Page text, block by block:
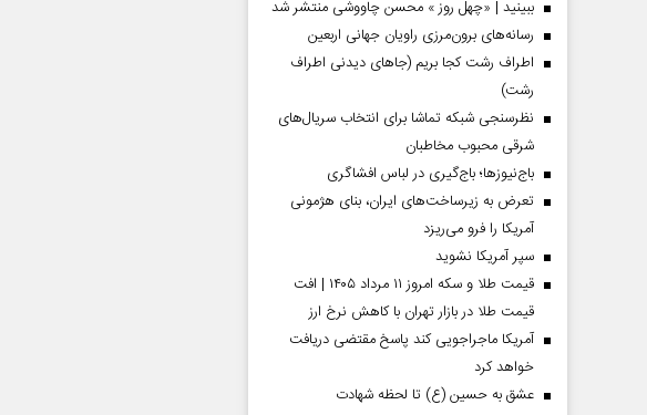
ببینید | «چهل روز » محسن چاووشی منتشر شد
رسانه‌های برون‌مرزی راویان جهانی اربعین
اطراف رشت کجا بریم (جاهای دیدنی اطراف
رشت)
نظرسنجی شبکه تماشا برای انتخاب سریال‌های
شرقی محبوب مخاطبان
باج‌نیوزها؛ باج‌گیری در لباس افشاگری
تعرض به زیرساخت‌های ایران، بنای هژمونی
آمریکا را فرو می‌ریزد
سپر آمریکا نشوید
قیمت طلا و سکه امروز ۱۱ مرداد ۱۴۰۵ | افت
قیمت طلا در بازار تهران با کاهش نرخ ارز
آمریکا ماجراجویی کند پاسخ مقتضی دریافت
خواهد کرد
عشق به حسین (ع) تا لحظه شهادت